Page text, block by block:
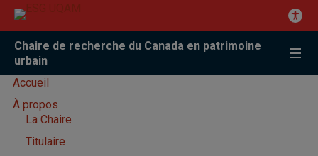
Chaire de recherche du Canada en patrimoine
urbain
Accueil
À propos
La Chaire
Titulaire